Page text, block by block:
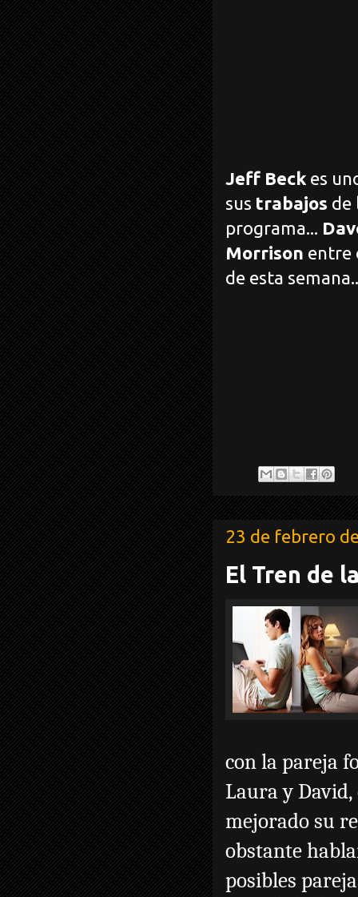
Jeff Beck es
sus trabajos de
programa...
Morrison entre
de esta
23 de febrero
El Tren de
con la pareja
Laura y
mejorado su
obstante
posibles